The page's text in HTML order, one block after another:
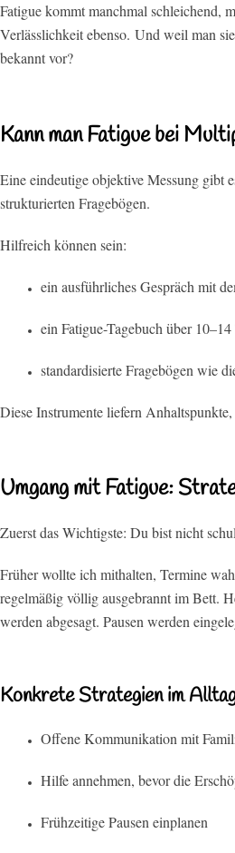
Fatigue kommt manchmal schleichend,
Verlässlichkeit ebenso. Und weil man
bekannt vor?
Kann man Fatigue bei
Eine eindeutige objektive Messung gibt
strukturierten Fragebögen.
Hilfreich können sein:
ein ausführliches Gespräch mit
ein Fatigue-Tagebuch über 10–14
standardisierte Fragebögen wie
Diese Instrumente liefern
Umgang mit Fatigue:
Zuerst das Wichtigste: Du bist nicht
Früher wollte ich mithalten, Termine
regelmäßig völlig ausgebrannt im Bett.
werden abgesagt. Pausen werden
Konkrete Strategien im
Offene Kommunikation mit
Hilfe annehmen, bevor die
Frühzeitige Pausen einplanen